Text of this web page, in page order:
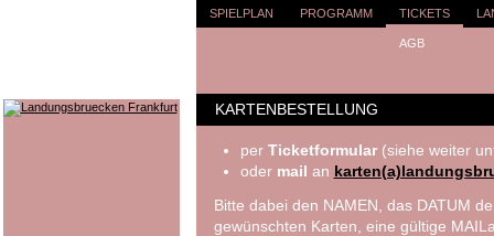
SPIELPLAN PROGRAMM TICKETS
AGB
KARTENBESTELLUNG
per Ticketformular(siehe weiter
oder mail an
Bitte dabei den NAMEN, das DATUM
gewünschten Karten, eine gültige